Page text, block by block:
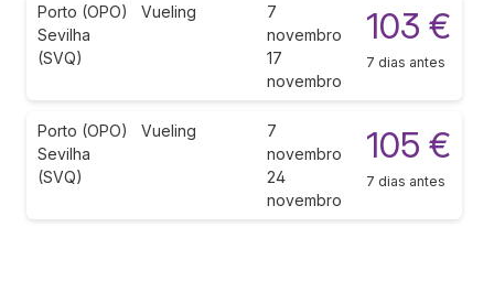
Porto (OPO)
Sevilha
(SVQ)
Vueling
7
novembro
17
novembro
103 €
7 dias antes
Porto (OPO)
Sevilha
(SVQ)
Vueling
7
novembro
24
novembro
105 €
7 dias antes